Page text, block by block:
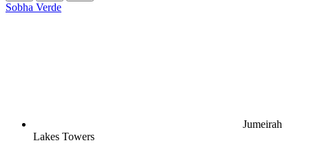
Sobha Verde
Jumeirah
Lakes Towers